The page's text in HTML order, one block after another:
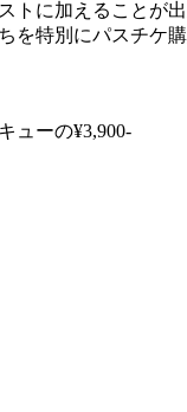
に加えることが
特別にパスチケ
ューの¥3,900-